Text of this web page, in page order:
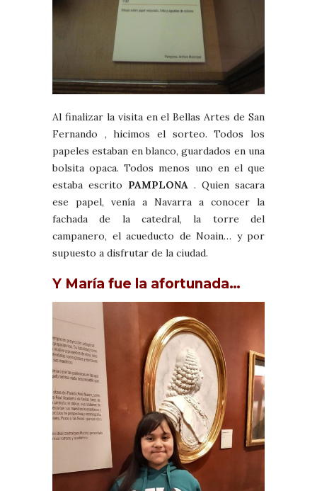
Al finalizar la visita en el Bellas Artes de San
Fernando , hicimos el sorteo. Todos los
papeles estaban en blanco, guardados en una
bolsita opaca. Todos menos uno en el que
estaba escrito PAMPLONA . Quien sacara
ese papel, venía a Navarra a conocer la
fachada de la catedral, la torre del
campanero, el acueducto de Noain… y por
supuesto a disfrutar de la ciudad.
Y María fue la afortunada…